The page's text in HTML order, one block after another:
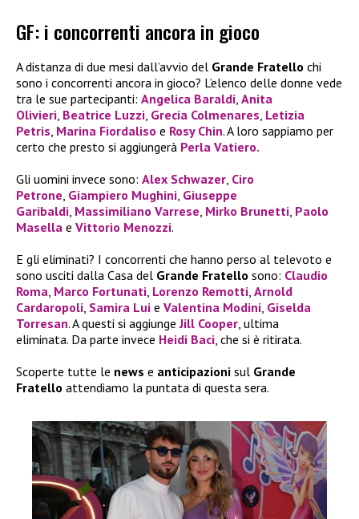
GF: i concorrenti ancora in gioco
A distanza di due mesi dall’avvio del Grande Fratello chi
sono i concorrenti ancora in gioco? L’elenco delle donne vede
tra le sue partecipanti: Angelica Baraldi, Anita
Olivieri, Beatrice Luzzi, Grecia Colmenares, Letizia
Petris, Marina Fiordaliso e Rosy Chin. A loro sappiamo per
certo che presto si aggiungerà Perla Vatiero.
Gli uomini invece sono: Alex Schwazer, Ciro
Petrone, Giampiero Mughini, Giuseppe
Garibaldi, Massimiliano Varrese, Mirko Brunetti, Paolo
Masella e Vittorio Menozzi.
E gli eliminati? I concorrenti che hanno perso al televoto e
sono usciti dalla Casa del Grande Fratello sono: Claudio
Roma, Marco Fortunati, Lorenzo Remotti, Arnold
Cardaropoli, Samira Lui e Valentina Modini, Giselda
Torresan. A questi si aggiungeJill Cooper, ultima
eliminata. Da parte invece Heidi Baci, che si è ritirata.
Scoperte tutte le news e anticipazioni sul Grande
Fratello attendiamo la puntata di questa sera.